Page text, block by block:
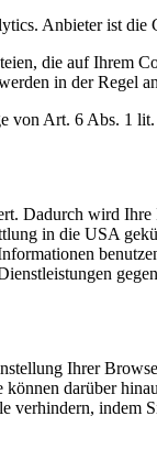
Anbieter ist
die auf Ihrem
in der Regel
Art. 6 Abs. 1
Dadurch wird
in die USA
Ihrer
darüber
verhindern,